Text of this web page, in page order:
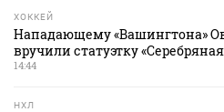
ХОККЕЙ
Нападающему «Вашингтона»
вручили статуэтку
14:44
НХЛ